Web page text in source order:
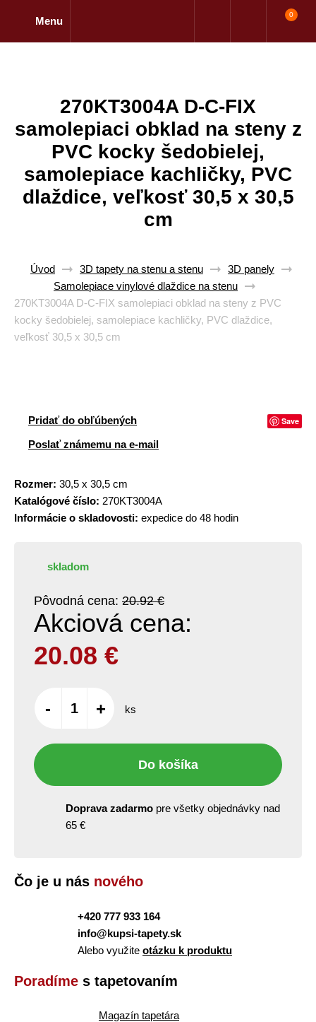
Menu
0
270KT3004A D-C-FIX
samolepiaci obklad na steny z
PVC kocky šedobielej,
samolepiace kachličky, PVC
dlaždice, veľkosť 30,5 x 30,5
cm
Úvod 3D tapety na stenu a stenu
3D panely
Samolepiace vinylové dlaždice na stenu
270KT3004A D-C-FIX samolepiaci obklad na steny z PVC
kocky šedobielej, samolepiace kachličky, PVC dlaždice,
veľkosť 30,5 x 30,5 cm
Pridať do obľúbených Save
Poslať známemu na e-mail
Rozmer: 30,5 x 30,5 cm
Katalógové číslo: 270KT3004A
Informácie o skladovosti: expedice do 48 hodin
skladom
Pôvodná cena: 20.92 €
Akciová cena:
20.08 €
- + ks
Do košíka
Doprava zadarmo pre všetky objednávky nad
65 €
Čo je u nás nového
+420 777 933 164
info@kupsi-tapety.sk
Alebo využite otázku k produktu
Poradíme s tapetovaním
Magazín tapetára